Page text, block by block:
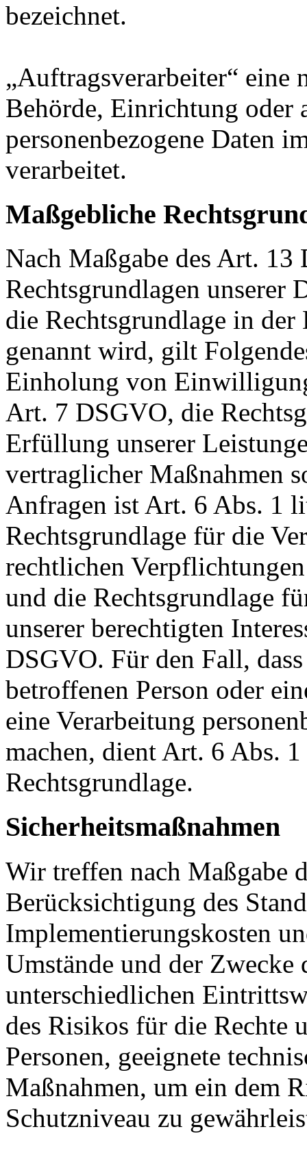
bezeichnet.
„Auftragsverarbeiter“ eine
Behörde, Einrichtung oder
personenbezogene Daten
verarbeitet.
Maßgebliche
Nach Maßgabe des Art.
Rechtsgrundlagen unserer
die Rechtsgrundlage in
genannt wird, gilt
Einholung von
Art. 7 DSGVO, die
Erfüllung unserer
vertraglicher Maßnahmen
Anfragen ist Art. 6 Abs. 1
Rechtsgrundlage für die
rechtlichen
und die Rechtsgrundlage
unserer berechtigten
DSGVO. Für den Fall,
betroffenen Person oder
eine Verarbeitung
machen, dient Art. 6 Abs.
Rechtsgrundlage.
Sicherheitsmaßnahmen
Wir treffen nach Maßgabe
Berücksichtigung des
Implementierungskosten
Umstände und der Zwecke
unterschiedlichen
des Risikos für die Rechte
Personen, geeignete
Maßnahmen, um ein dem
Schutzniveau zu